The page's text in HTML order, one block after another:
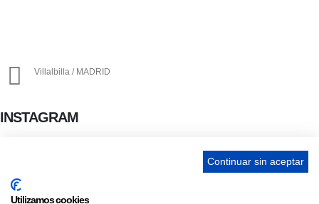
Villalbilla / MADRID
INSTAGRAM
ENLACES
Continuar sin aceptar
Utilizamos cookies